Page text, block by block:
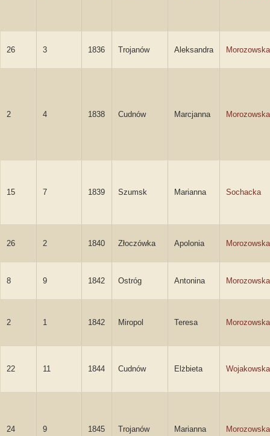
26 3 1836 Trojanów Aleksandra Morozowska
2 4 1838 Cudnów Marcjanna Morozowska
15 7 1839 Szumsk Marianna Sochacka
26 2 1840 Złoczówka Apolonia Morozowska
8 9 1842 Ostróg Antonina Morozowska
2 1 1842 Miropol Teresa Morozowska
22 11 1844 Cudnów Elżbieta Wojakowska
24 9 1845 Trojanów Marianna Morozowska